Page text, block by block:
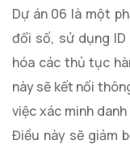
Dự án 06 là một
đổi số, sử dụng
hóa các thủ tục
này sẽ kết nối
việc xác minh
Điều này sẽ giảm